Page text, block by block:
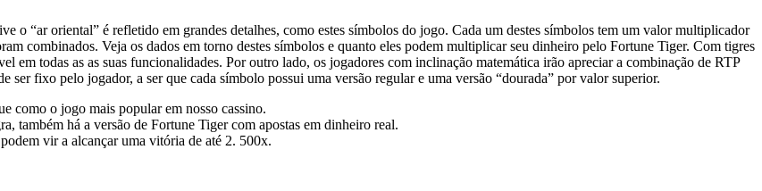
o “ar oriental” é refletido em grandes detalhes, como estes símbolos do jogo. Cada um destes símbolos tem um valor multiplicador
combinados. Veja os dados em torno destes símbolos e quanto eles podem multiplicar seu dinheiro pelo Fortune Tiger. Com tigres
em todas as as suas funcionalidades. Por outro lado, os jogadores com inclinação matemática irão apreciar a combinação de RTP
ser fixo pelo jogador, a ser que cada símbolo possui uma versão regular e uma versão “dourada” por valor superior.
como o jogo mais popular em nosso cassino.
também há a versão de Fortune Tiger com apostas em dinheiro real.
vir a alcançar uma vitória de até 2. 500x.